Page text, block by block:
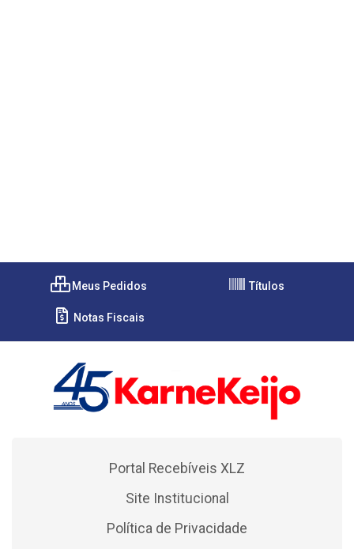
Meus Pedidos Títulos
Notas Fiscais
Portal Recebíveis XLZ
Site Institucional
Política de Privacidade